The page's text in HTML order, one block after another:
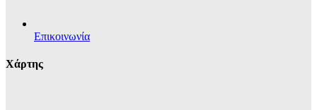
Επικοινωνία
Χάρτης